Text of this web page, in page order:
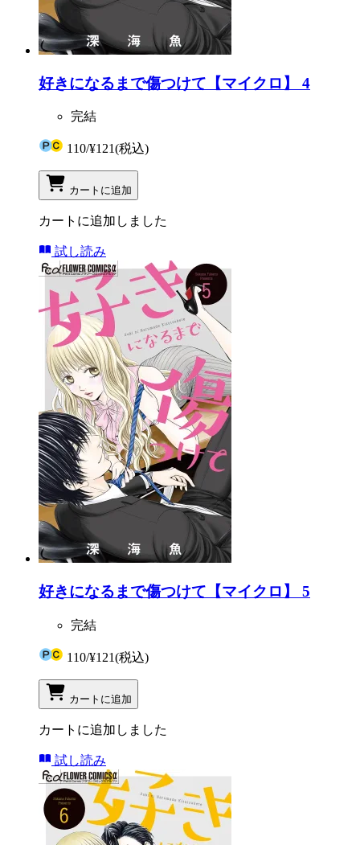
好きになるまで傷つけて【マイクロ】 4
完結
110/¥121(税込)
カートに追加
カートに追加しました
試し読み
好きになるまで傷つけて【マイクロ】 5
完結
110/¥121(税込)
カートに追加
カートに追加しました
試し読み